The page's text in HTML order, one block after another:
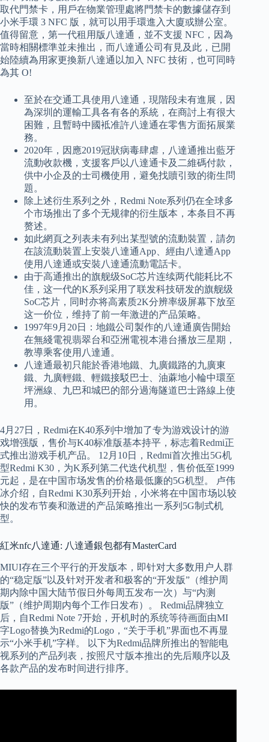
取代門禁卡，用戶在物業管理處將門禁卡的數據儲存到
小米手環 3 NFC 版，就可以用手環進入大廈或辦公室。
值得留意，第一代租用版八達通，並不支援 NFC，因為
當時相關標準並未推出，而八達通公司有見及此，已開
始陸續為用家更換新八達通以加入 NFC 技術，也可同時
為其 O!
至於在交通工具使用八達通，現階段未有進展，因
為深圳的運輸工具各有各的系統，在商討上有很大
困難，且暫時中國袛准許八達通在零售方面拓展業
務。
2020年，因應2019冠狀病毒肆虐，八達通推出藍牙
流動收款機，支援客戶以八達通卡及二維碼付款，
供中小企及的士司機使用，避免找贖引致的衛生問
題。
除上述衍生系列之外，Redmi Note系列仍在全球多
个市场推出了多个无规律的衍生版本，本条目不再
赘述。
如此網頁之列表未有列出某型號的流動裝置，請勿
在該流動裝置上安裝八達通App、經由八達通App
使用八達通或安裝八達通流動電話卡。
由于高通推出的旗舰级SoC芯片连续两代能耗比不
佳，这一代的K系列采用了联发科技研发的旗舰级
SoC芯片，同时亦将高素质2K分辨率级屏幕下放至
这一价位，维持了前一年激进的产品策略。
1997年9月20日：地鐵公司製作的八達通廣告開始
在無綫電視翡翠台和亞洲電視本港台播放三星期，
教導乘客使用八達通。
八達通最初只能於香港地鐵、九廣鐵路的九廣東
鐵、九廣輕鐵、輕鐵接駁巴士、油蔴地小輪中環至
坪洲線、九巴和城巴的部分過海隧道巴士路線上使
用。
4月27日，Redmi在K40系列中增加了专为游戏设计的游
戏增强版，售价与K40标准版基本持平，标志着Redmi正
式推出游戏手机产品。 12月10日，Redmi首次推出5G机
型Redmi K30，为K系列第二代迭代机型，售价低至1999
元起，是在中国市场发售的价格最低廉的5G机型。 卢伟
冰介绍，自Redmi K30系列开始，小米将在中国市场以较
快的发布节奏和激进的产品策略推出一系列5G制式机
型。
紅米nfc八達通: 八達通銀包都有MasterCard
MIUI存在三个平行的开发版本，即针对大多数用户人群
的“稳定版”以及针对开发者和极客的“开发版”（维护周
期内除中国大陆节假日外每周五发布一次）与“内测
版”（维护周期内每个工作日发布）。 Redmi品牌独立
后，自Redmi Note 7开始，开机时的系统等待画面由MI
字Logo替换为Redmi的Logo，“关于手机”界面也不再显
示“小米手机”字样。 以下为Redmi品牌所推出的智能电
视系列的产品列表，按照尺寸版本推出的先后顺序以及
各款产品的发布时间进行排序。